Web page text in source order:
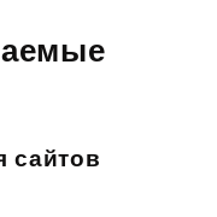
сайтов